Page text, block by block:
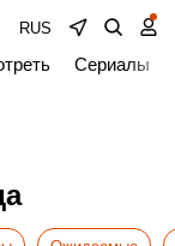
RUS
Сериалы